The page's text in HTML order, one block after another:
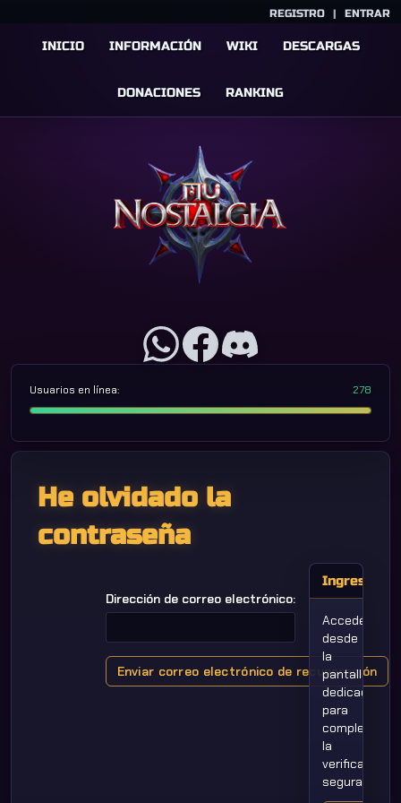
REGISTRO | ENTRAR
INICIO INFORMACIÓN WIKI DESCARGAS
DONACIONES RANKING
Usuarios en línea: 278
He olvidado la
contraseña
Dirección de correo electrónico:
Enviar correo electrónico de recuperación
Ingresar
Accedé
desde
la
pantalla
dedicada
para
completar
la
verificación
segura.